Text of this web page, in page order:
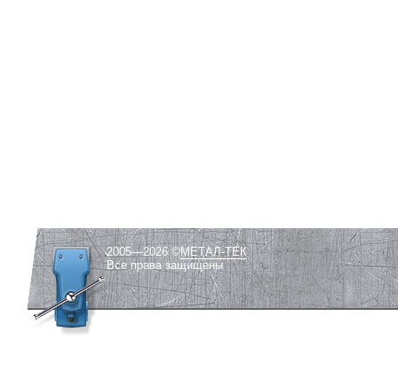
2005—2026 ©МЕТАЛ-ТЕК
Все права защищены